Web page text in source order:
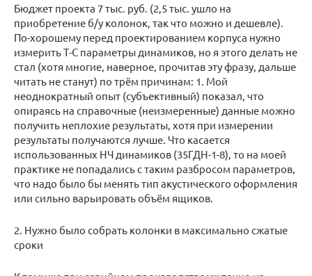
Бюджет проекта 7 тыс. руб. (2,5 тыс. ушло на
приобретение б/у колонок, так что можно и дешевле).
По-хорошему перед проектированием корпуса нужно
измерить Т-С параметры динамиков, но я этого делать не
стал (хотя многие, наверное, прочитав эту фразу, дальше
читать не станут) по трём причинам: 1. Мой
неоднократный опыт (субъективный) показал, что
опираясь на справочные (неизмеренные) данные можно
получить неплохие результаты, хотя при измерении
результаты получаются лучше. Что касается
использованных НЧ динамиков (35ГДН-1-8), то на моей
практике не попадались с таким разбросом параметров,
что надо было бы менять тип акустического оформления
или сильно варьировать объём ящиков.
2. Нужно было собрать колонки в максимально сжатые
сроки